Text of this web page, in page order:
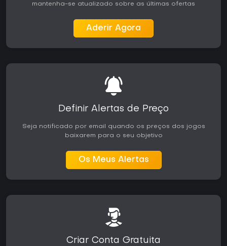
mantenha-se atualizado sobre as últimas ofertas
Aderir Agora
Definir Alertas de Preço
Seja notificado por email quando os preços dos jogos
baixarem para o seu objetivo
Os Meus Alertas
Criar Conta Gratuita